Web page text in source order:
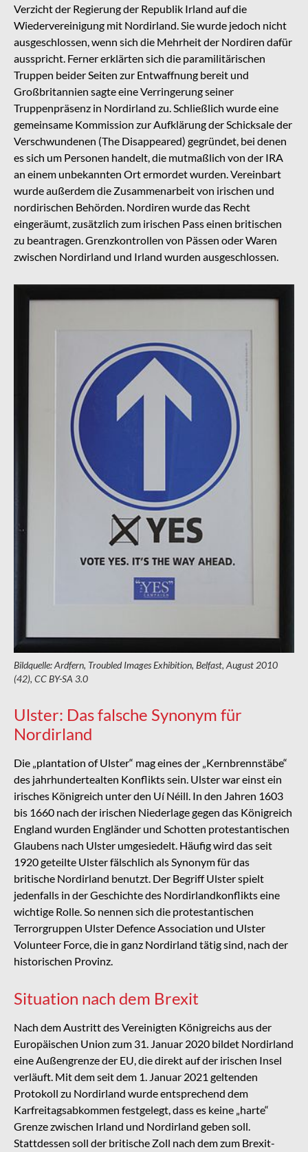
Verzicht der Regierung der Republik Irland auf die
Wiedervereinigung mit Nordirland. Sie wurde jedoch nicht
ausgeschlossen, wenn sich die Mehrheit der Nordiren dafür
ausspricht. Ferner erklärten sich die paramilitärischen
Truppen beider Seiten zur Entwaffnung bereit und
Großbritannien sagte eine Verringerung seiner
Truppenpräsenz in Nordirland zu. Schließlich wurde eine
gemeinsame Kommission zur Aufklärung der Schicksale der
Verschwundenen (The Disappeared) gegründet, bei denen
es sich um Personen handelt, die mutmaßlich von der IRA
an einem unbekannten Ort ermordet wurden. Vereinbart
wurde außerdem die Zusammenarbeit von irischen und
nordirischen Behörden. Nordiren wurde das Recht
eingeräumt, zusätzlich zum irischen Pass einen britischen
zu beantragen. Grenzkontrollen von Pässen oder Waren
zwischen Nordirland und Irland wurden ausgeschlossen.
Bildquelle: Ardfern, Troubled Images Exhibition, Belfast, August 2010
(42), CC BY-SA 3.0
Ulster: Das falsche Synonym für
Nordirland
Die „plantation of Ulster“ mag eines der „Kernbrennstäbe“
des jahrhundertealten Konflikts sein. Ulster war einst ein
irisches Königreich unter den Uí Néill. In den Jahren 1603
bis 1660 nach der irischen Niederlage gegen das Königreich
England wurden Engländer und Schotten protestantischen
Glaubens nach Ulster umgesiedelt. Häufig wird das seit
1920 geteilte Ulster fälschlich als Synonym für das
britische Nordirland benutzt. Der Begriff Ulster spielt
jedenfalls in der Geschichte des Nordirlandkonflikts eine
wichtige Rolle. So nennen sich die protestantischen
Terrorgruppen Ulster Defence Association und Ulster
Volunteer Force, die in ganz Nordirland tätig sind, nach der
historischen Provinz.
Situation nach dem Brexit
Nach dem Austritt des Vereinigten Königreichs aus der
Europäischen Union zum 31. Januar 2020 bildet Nordirland
eine Außengrenze der EU, die direkt auf der irischen Insel
verläuft. Mit dem seit dem 1. Januar 2021 geltenden
Protokoll zu Nordirland wurde entsprechend dem
Karfreitagsabkommen festgelegt, dass es keine „harte“
Grenze zwischen Irland und Nordirland geben soll.
Stattdessen soll der britische Zoll nach dem zum Brexit-